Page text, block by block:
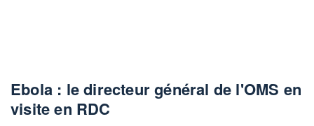
Ebola : le directeur général de l'OMS en
visite en RDC